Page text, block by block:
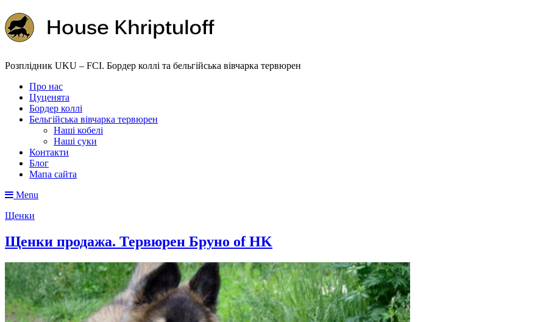
Розплідник UKU – FCI. Бордер коллі та бельгійська вівчарка тервюрен
Про нас
Цуценята
Бордер коллі
Бельгійська вівчарка тервюрен
Наші кобелі
Наші суки
Контакти
Блог
Мапа сайта
Menu
Щенки
Щенки продажа. Тервюрен Бруно of HK